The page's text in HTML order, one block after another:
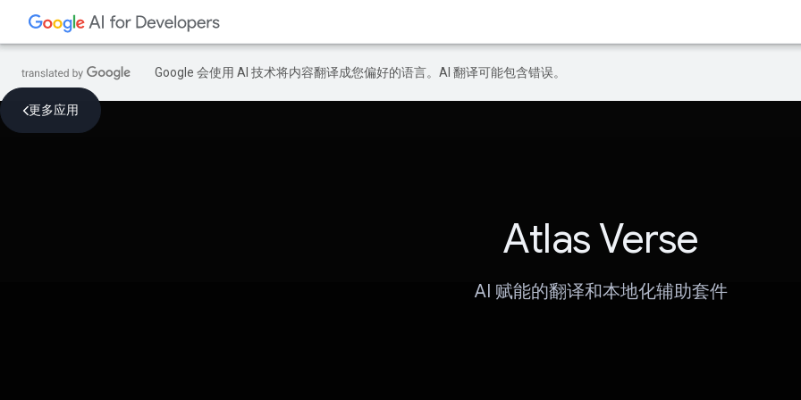
Google 会使用 AI 技术将内容翻译成您偏好的语言。AI 翻译可能包含错误。
更多应用
Atlas Verse
AI 赋能的翻译和本地化辅助套件